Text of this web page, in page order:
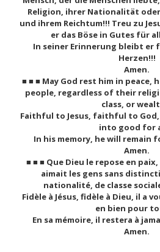
Religion, ihrer Nationalität
und ihrem Reichtum!!! Treu zu
er das Böse in Gutes für
In seiner Erinnerung bleibt er
Herzen!!!
Amen.
■ ■ ■ May God rest him in peace,
people, regardless of their
class, or
Faithful to Jesus, faithful to
into good for
In his memory, he will remain
Amen.
■ ■ ■ Que Dieu le repose en
aimait les gens sans
nationalité, de classe
Fidèle à Jésus, fidèle à Dieu, il a
en bien pour
En sa mémoire, il restera à
Amen.